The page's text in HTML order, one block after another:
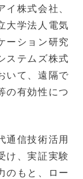
株式会社、
大学法人電気
ーション研究
ステムズ株式
いて、遠隔で
の有効性につ
通信技術活用
け、実証実験
のもと、ロー